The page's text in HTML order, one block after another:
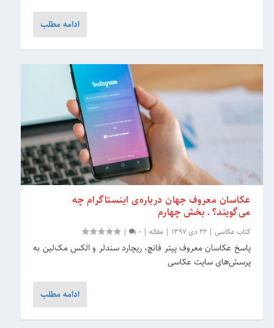
ادامه مطلب
عکاسان معروف جهان درباره‌ی اینستاگرام چه
می‌گویند؟ ـ بخش چهارم
کتاب عکاسی |22 دی 1397 |مقاله |
0
|
پاسخ عکاسان معروف پیتر فانچ، ریچارد سندلر و الکس‌ مک‌لین به
پرسش‌های سایت عکاسی
ادامه مطلب